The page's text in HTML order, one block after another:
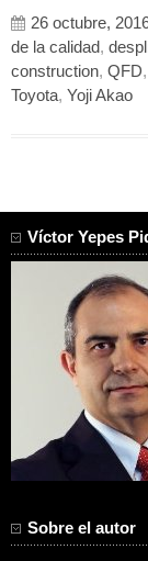
26 octubre,
de la calidad,
construction, QFD,
Toyota, Yoji Akao
Víctor Yepes
Sobre el autor